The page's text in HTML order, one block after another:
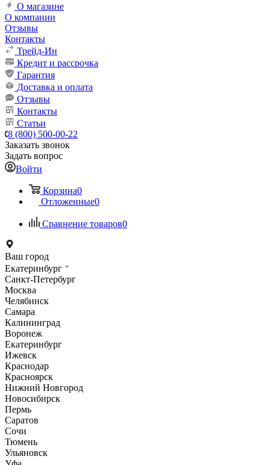
О магазине
О компании
Отзывы
Контакты
Трейд-Ин
Кредит и рассрочка
Гарантия
Доставка и оплата
Отзывы
Контакты
Статьи
8 (800) 500-00-22
Заказать звонок
Задать вопрос
Войти
Корзина0
Отложенные0
Сравнение товаров0
Ваш город
Екатеринбург
Санкт-Петербург
Москва
Челябинск
Самара
Калининград
Воронеж
Екатеринбург
Ижевск
Краснодар
Красноярск
Нижний Новгород
Новосибирск
Пермь
Саратов
Сочи
Тюмень
Ульяновск